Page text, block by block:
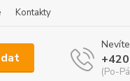
Kontakty
(Po-